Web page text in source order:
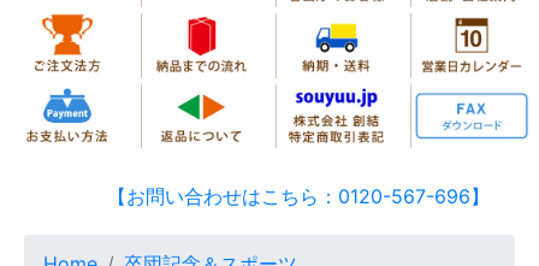
【お問い合わせはこちら：0120-567-696】